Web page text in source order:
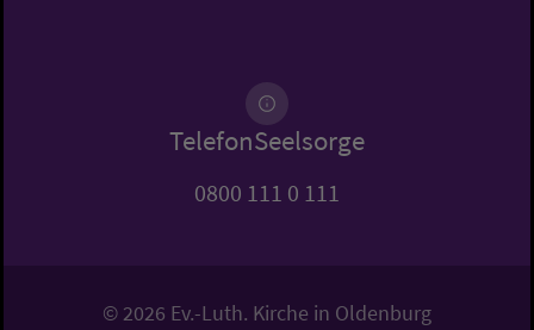
TelefonSeelsorge
0800 111 0 111
© 2026 Ev.-Luth. Kirche in Oldenburg